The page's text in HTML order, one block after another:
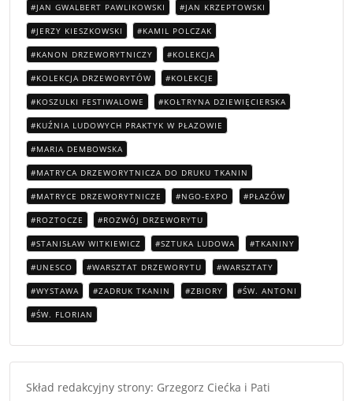
JAN GWALBERT PAWLIKOWSKI JAN KRZEPTOWSKI
JERZY KIESZKOWSKI KAMIL POLCZAK
KANON DRZEWORYTNICZY KOLEKCJA
KOLEKCJA DRZEWORYTÓW KOLEKCJE
KOSZULKI FESTIWALOWE KOŁTRYNA DZIEWIĘCIERSKA
KUŹNIA LUDOWYCH PRAKTYK W PŁAZOWIE
MARIA DEMBOWSKA
MATRYCA DRZEWORYTNICZA DO DRUKU TKANIN
MATRYCE DRZEWORYTNICZE NGO-EXPO PŁAZÓW
ROZTOCZE ROZWÓJ DRZEWORYTU
STANISŁAW WITKIEWICZ SZTUKA LUDOWA TKANINY
UNESCO WARSZTAT DRZEWORYTU WARSZTATY
WYSTAWA ZADRUK TKANIN ZBIORY ŚW. ANTONI
ŚW. FLORIAN
Skład redakcyjny strony: Grzegorz Ciećka i Pati